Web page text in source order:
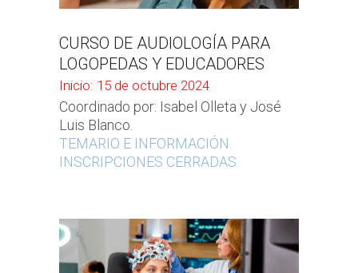
CURSO DE AUDIOLOGÍA PARA
LOGOPEDAS Y EDUCADORES
Inicio: 15 de octubre 2024
Coordinado por: Isabel Olleta y José
Luis Blanco.
TEMARIO E INFORMACIÓN.
INSCRIPCIONES CERRADAS.